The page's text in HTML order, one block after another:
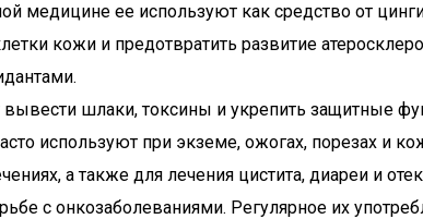
медицине ее используют как средство от
кожи и предотвратить развитие
шлаки, токсины и укрепить защитные
используют при экземе, ожогах, порезах и
а также для лечения цистита, диареи и
с онкозаболеваниями. Регулярное их